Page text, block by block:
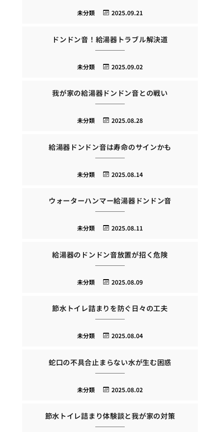
2025.09.21
未分類
ドンドン音！給湯器トラブル解決道
2025.09.02
未分類
我が家の給湯器ドンドン音との戦い
2025.08.28
未分類
給湯器ドンドン音は寿命のサインかも
2025.08.14
未分類
ウォーターハンマー給湯器ドンドン音
2025.08.11
未分類
給湯器のドンドン音放置が招く危険
2025.08.09
未分類
節水トイレ詰まりを防ぐ日々の工夫
2025.08.04
未分類
蛇口の不具合止まらない水が生む困惑
2025.08.02
未分類
節水トイレ詰まり体験談と我が家の対策